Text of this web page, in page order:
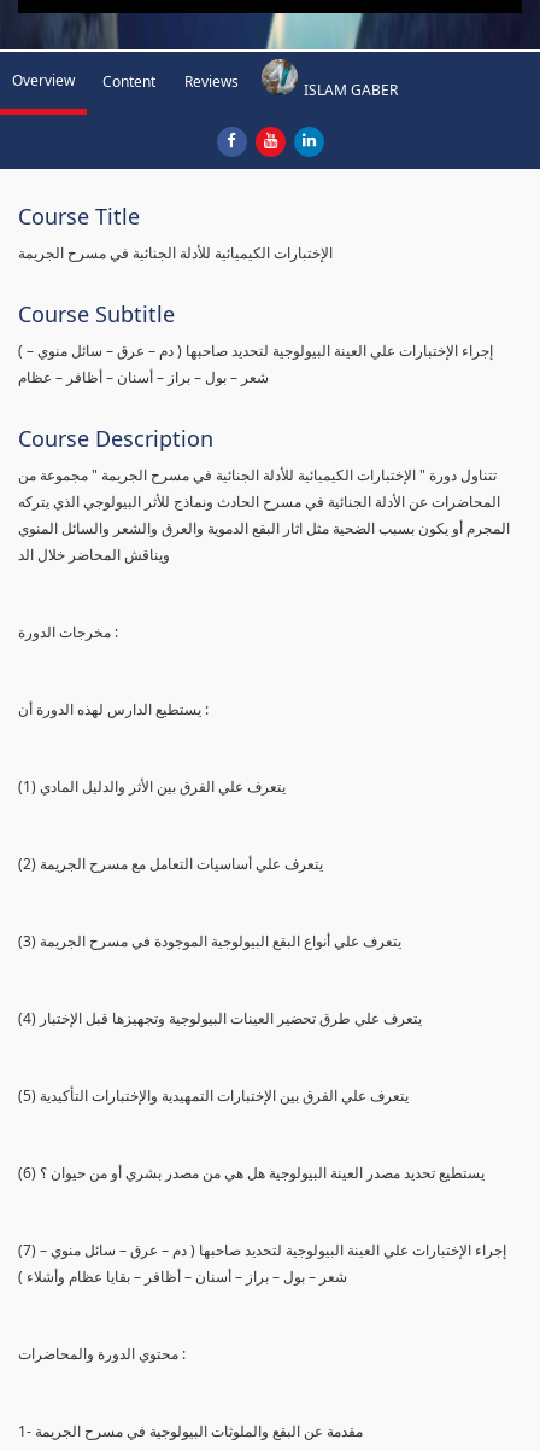
Overview Content Reviews ISLAM GABER
Course Title
الإختبارات الكيميائية للأدلة الجنائية في مسرح الجريمة
Course Subtitle
( إجراء الإختبارات علي العينة البيولوجية لتحديد صاحبها ( دم – عرق – سائل منوي –
شعر – بول – براز – أسنان – أظافر – عظام
Course Description
تتناول دورة " الإختبارات الكيميائية للأدلة الجنائية في مسرح الجريمة " مجموعة من
المحاضرات عن الأدلة الجنائية في مسرح الحادث ونماذج للأثر البيولوجي الذي يتركه
المجرم أو يكون بسبب الضحية مثل اثار البقع الدموية والعرق والشعر والسائل المنوي
ويناقش المحاضر خلال الد
مخرجات الدورة :
يستطيع الدارس لهذه الدورة أن :
(1) يتعرف علي الفرق بين الأثر والدليل المادي
(2) يتعرف علي أساسيات التعامل مع مسرح الجريمة
(3) يتعرف علي أنواع البقع البيولوجية الموجودة في مسرح الجريمة
(4) يتعرف علي طرق تحضير العينات البيولوجية وتجهيزها قبل الإختبار
(5) يتعرف علي الفرق بين الإختبارات التمهيدية والإختبارات التأكيدية
(6) يستطيع تحديد مصدر العينة البيولوجية هل هي من مصدر بشري أو من حيوان ؟
(7) إجراء الإختبارات علي العينة البيولوجية لتحديد صاحبها ( دم – عرق – سائل منوي –
شعر – بول – براز – أسنان – أظافر – بقايا عظام وأشلاء )
محتوي الدورة والمحاضرات :
1- مقدمة عن البقع والملوثات البيولوجية في مسرح الجريمة